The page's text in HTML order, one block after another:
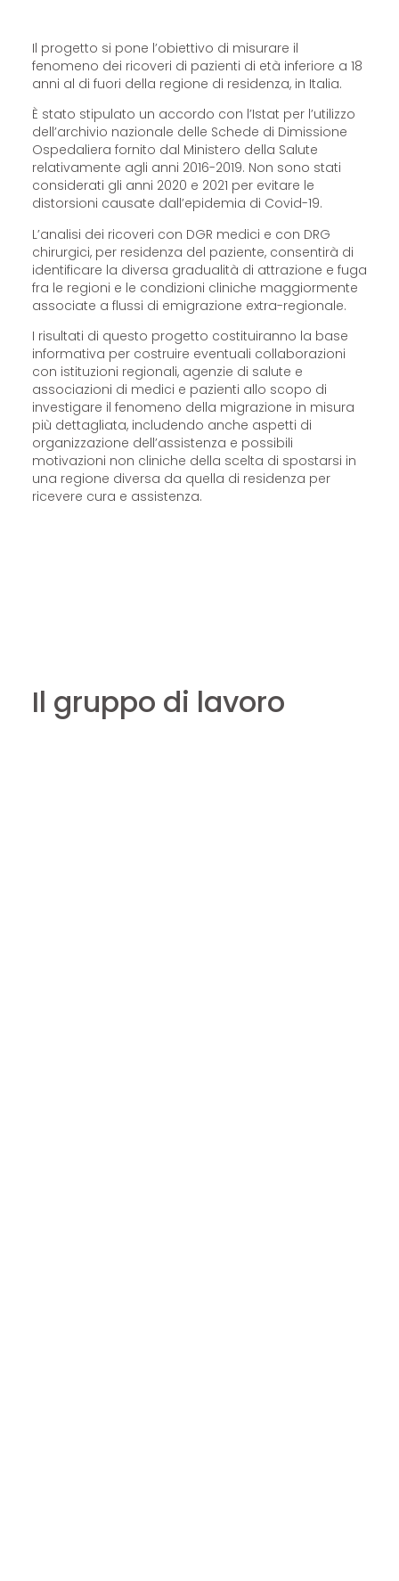
Il progetto si pone l’obiettivo di misurare il
fenomeno dei ricoveri di pazienti di età inferiore a 18
anni al di fuori della regione di residenza, in Italia.
È stato stipulato un accordo con l’Istat per l’utilizzo
dell’archivio nazionale delle Schede di Dimissione
Ospedaliera fornito dal Ministero della Salute
relativamente agli anni 2016-2019. Non sono stati
considerati gli anni 2020 e 2021 per evitare le
distorsioni causate dall’epidemia di Covid-19.
L’analisi dei ricoveri con DGR medici e con DRG
chirurgici, per residenza del paziente, consentirà di
identificare la diversa gradualità di attrazione e fuga
fra le regioni e le condizioni cliniche maggiormente
associate a flussi di emigrazione extra-regionale.
I risultati di questo progetto costituiranno la base
informativa per costruire eventuali collaborazioni
con istituzioni regionali, agenzie di salute e
associazioni di medici e pazienti allo scopo di
investigare il fenomeno della migrazione in misura
più dettagliata, includendo anche aspetti di
organizzazione dell’assistenza e possibili
motivazioni non cliniche della scelta di spostarsi in
una regione diversa da quella di residenza per
ricevere cura e assistenza.
Il gruppo di lavoro